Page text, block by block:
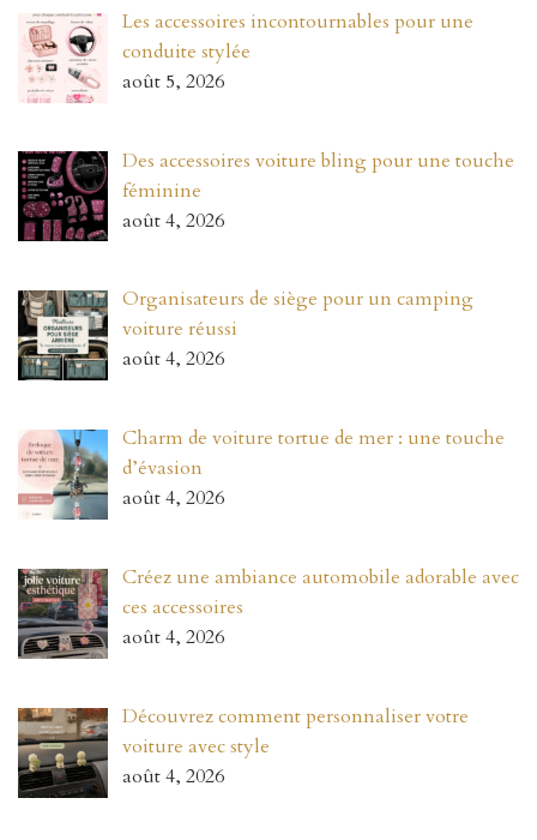
Les accessoires incontournables pour une
conduite stylée
août 5, 2026
Des accessoires voiture bling pour une touche
féminine
août 4, 2026
Organisateurs de siège pour un camping
voiture réussi
août 4, 2026
Charm de voiture tortue de mer : une touche
d’évasion
août 4, 2026
Créez une ambiance automobile adorable avec
ces accessoires
août 4, 2026
Découvrez comment personnaliser votre
voiture avec style
août 4, 2026